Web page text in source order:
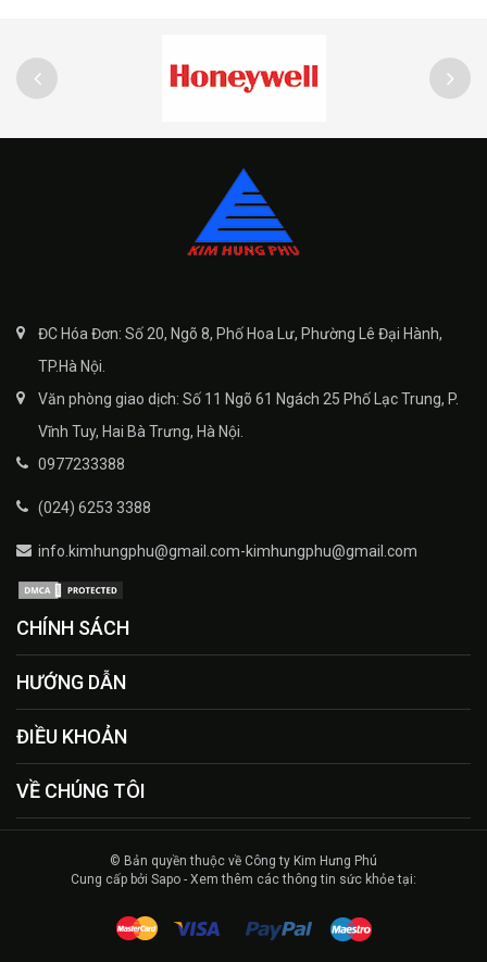
ĐC Hóa Đơn: Số 20, Ngõ 8, Phố Hoa Lư, Phường Lê Đại Hành,
TP.Hà Nội.
Văn phòng giao dịch: Số 11 Ngõ 61 Ngách 25 Phố Lạc Trung, P.
Vĩnh Tuy, Hai Bà Trưng, Hà Nội.
0977233388
(024) 6253 3388
info.kimhungphu@gmail.com-kimhungphu@gmail.com
CHÍNH SÁCH
HƯỚNG DẪN
ĐIỀU KHOẢN
VỀ CHÚNG TÔI
© Bản quyền thuộc về Công ty Kim Hưng Phú
Cung cấp bởi Sapo - Xem thêm các thông tin sức khỏe tại: